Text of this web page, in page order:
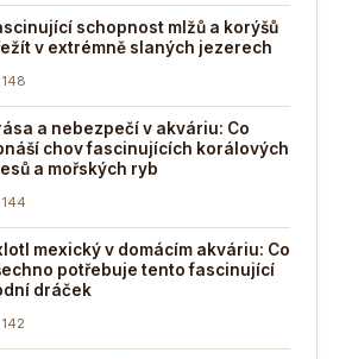
schopnost mlžů a korýšů
v extrémně slaných jezerech
a nebezpečí v akváriu: Co
chov fascinujících korálových
a mořských ryb
mexický v domácím akváriu: Co
potřebuje tento fascinující
dráček